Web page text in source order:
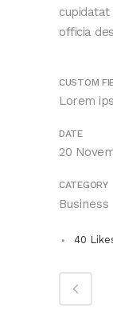
cupidatat
officia
CUSTOM
Lorem
DATE
20
CATEGORY
Business
40